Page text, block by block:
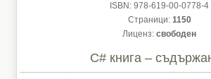
ISBN: 978-619-00-0778-4
Страници: 1150
Лиценз: свободен
C# книга –